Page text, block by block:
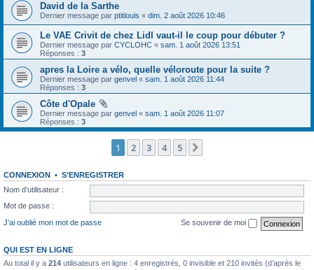
David de la Sarthe
Dernier message par ptitlouis « dim. 2 août 2026 10:46
Le VAE Crivit de chez Lidl vaut-il le coup pour débuter ?
Dernier message par CYCLOHC « sam. 1 août 2026 13:51
Réponses : 3
apres la Loire a vélo, quelle véloroute pour la suite ?
Dernier message par genvel « sam. 1 août 2026 11:44
Réponses : 3
Côte d'Opale
Dernier message par genvel « sam. 1 août 2026 11:07
Réponses : 3
1 2 3 4 5
CONNEXION • S’ENREGISTRER
Nom d’utilisateur :
Mot de passe :
J’ai oublié mon mot de passe
Se souvenir de moi
QUI EST EN LIGNE
Au total il y a 214 utilisateurs en ligne : 4 enregistrés, 0 invisible et 210 invités (d’après le